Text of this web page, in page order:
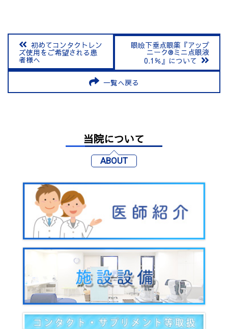
初めてコンタクトレン
ズ使用をご希望される患
者様へ
眼瞼下垂点眼薬『アップ
ニーク®ミニ点眼液
0.1％』について
一覧へ戻る
当院について
ABOUT